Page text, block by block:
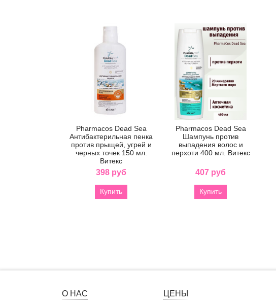
Pharmacos Dead Sea
Антибактерильная пенка
против прыщей, угрей и
черных точек 150 мл.
Витекс
398 руб
Купить
Pharmacos Dead Sea
Шампунь против
выпадения волос и
перхоти 400 мл. Витекс
407 руб
Купить
О НАС ЦЕНЫ